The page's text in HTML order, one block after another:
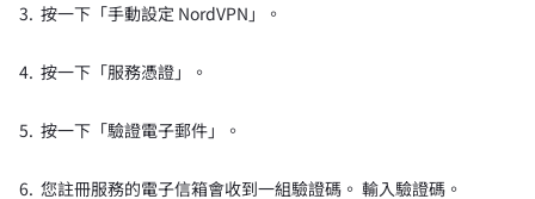
3. 按一下「手動設定 NordVPN」。
4. 按一下「服務憑證」。
5. 按一下「驗證電子郵件」。
6. 您註冊服務的電子信箱會收到一組驗證碼。 輸入驗證碼。